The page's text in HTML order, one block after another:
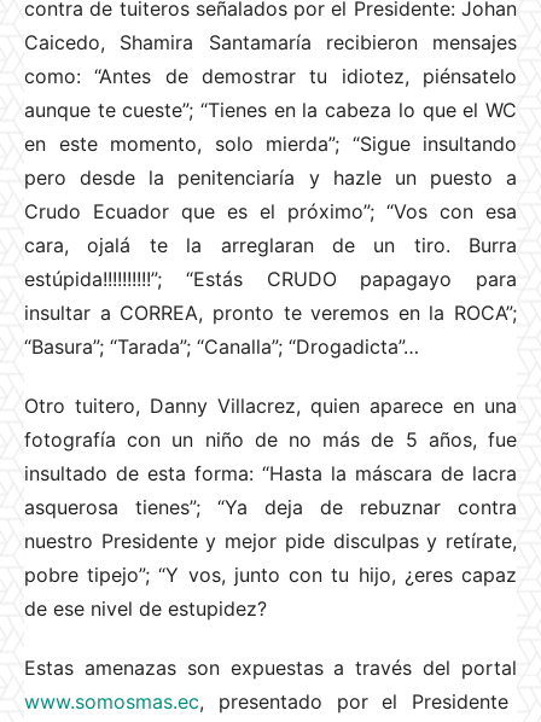
contra de tuiteros señalados por el Presidente: Johan
Caicedo, Shamira Santamaría recibieron mensajes
como: “Antes de demostrar tu idiotez, piénsatelo
aunque te cueste”; “Tienes en la cabeza lo que el WC
en este momento, solo mierda”; “Sigue insultando
pero desde la penitenciaría y hazle un puesto a
Crudo Ecuador que es el próximo”; “Vos con esa
cara, ojalá te la arreglaran de un tiro. Burra
estúpida!!!!!!!!!!”; “Estás CRUDO papagayo para
insultar a CORREA, pronto te veremos en la ROCA”;
“Basura”; “Tarada”; “Canalla”; “Drogadicta”…
Otro tuitero, Danny Villacrez, quien aparece en una
fotografía con un niño de no más de 5 años, fue
insultado de esta forma: “Hasta la máscara de lacra
asquerosa tienes”; “Ya deja de rebuznar contra
nuestro Presidente y mejor pide disculpas y retírate,
pobre tipejo”; “Y vos, junto con tu hijo, ¿eres capaz
de ese nivel de estupidez?
Estas amenazas son expuestas a través del portal
www.somosmas.ec, presentado por el Presidente